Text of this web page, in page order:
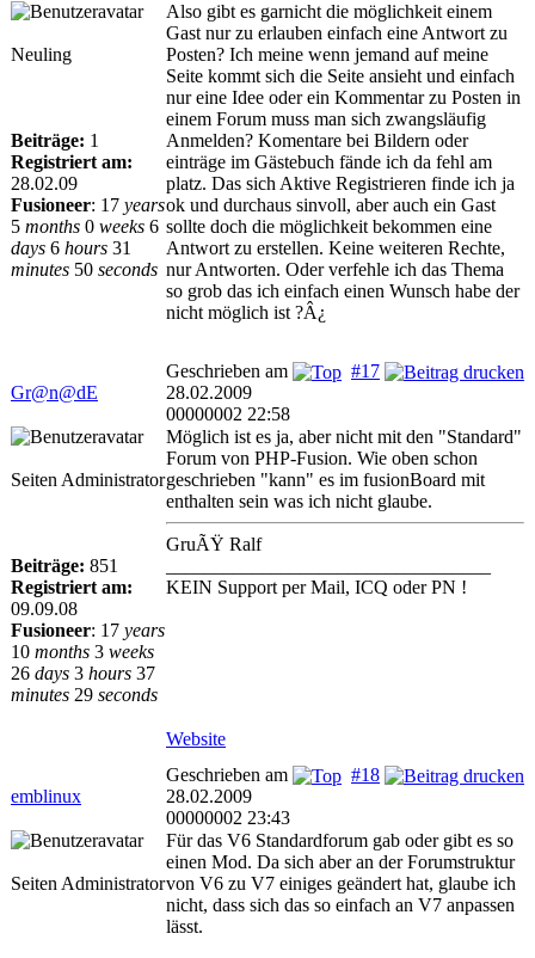
Neuling
Beiträge: 1
Registriert am:
28.02.09
Fusioneer: 17 years
5 months 0 weeks 6
days 6 hours 31
minutes 50 seconds
Also gibt es garnicht die möglichkeit einem
Gast nur zu erlauben einfach eine Antwort zu
Posten? Ich meine wenn jemand auf meine
Seite kommt sich die Seite ansieht und einfach
nur eine Idee oder ein Kommentar zu Posten in
einem Forum muss man sich zwangsläufig
Anmelden? Komentare bei Bildern oder
einträge im Gästebuch fände ich da fehl am
platz. Das sich Aktive Registrieren finde ich ja
ok und durchaus sinvoll, aber auch ein Gast
sollte doch die möglichkeit bekommen eine
Antwort zu erstellen. Keine weiteren Rechte,
nur Antworten. Oder verfehle ich das Thema
so grob das ich einfach einen Wunsch habe der
nicht möglich ist ?Â¿
Gr@n@dE
#17
Geschrieben am
28.02.2009
00000002 22:58
Seiten Administrator
Beiträge: 851
Registriert am:
09.09.08
Fusioneer: 17 years
10 months 3 weeks
26 days 3 hours 37
minutes 29 seconds
Möglich ist es ja, aber nicht mit den "Standard"
Forum von PHP-Fusion. Wie oben schon
geschrieben "kann" es im fusionBoard mit
enthalten sein was ich nicht glaube.
GruÃŸ Ralf
KEIN Support per Mail, ICQ oder PN !
Website
emblinux
#18
Geschrieben am
28.02.2009
00000002 23:43
Seiten Administrator
Für das V6 Standardforum gab oder gibt es so
einen Mod. Da sich aber an der Forumstruktur
von V6 zu V7 einiges geändert hat, glaube ich
nicht, dass sich das so einfach an V7 anpassen
lässt.